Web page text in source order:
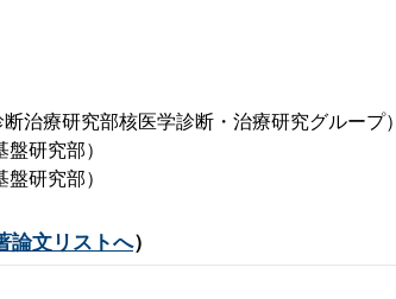
治療研究部核医学診断・治療研究グループ）
研究部）
研究部）
論文リストへ）